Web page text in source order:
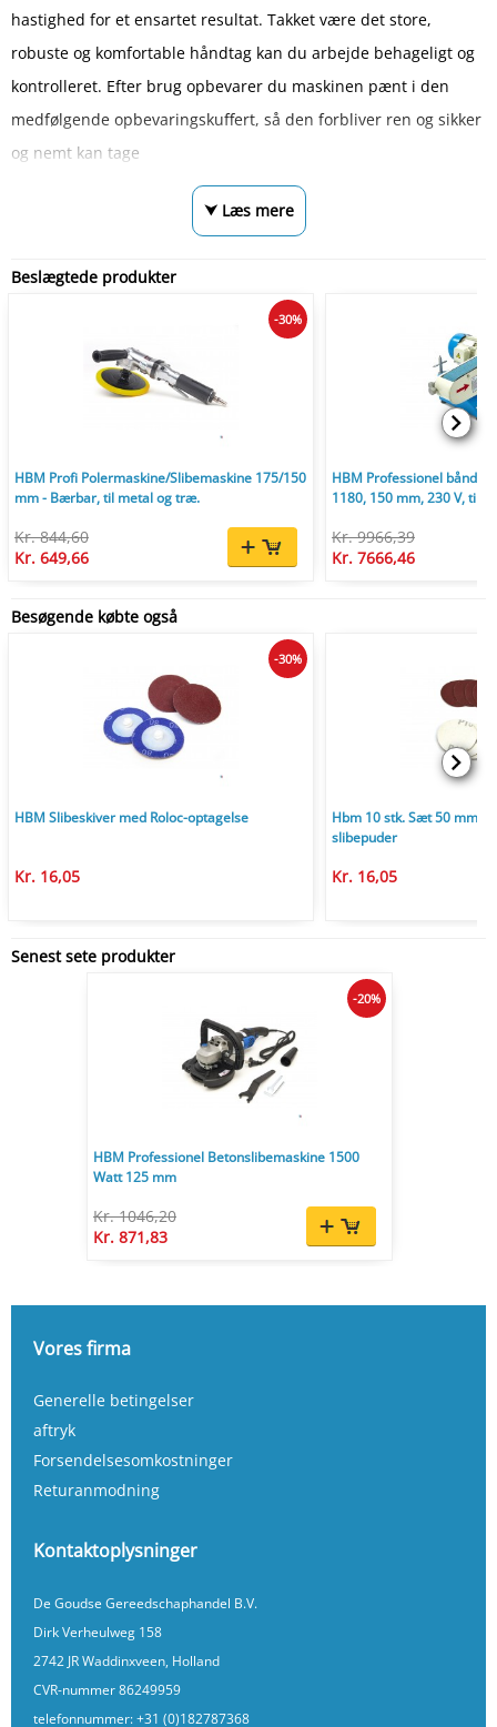
hastighed for et ensartet resultat. Takket være det store,
robuste og komfortable håndtag kan du arbejde behageligt og
kontrolleret. Efter brug opbevarer du maskinen pænt i den
medfølgende opbevaringskuffert, så den forbliver ren og sikker
og nemt kan tage
⮟ Læs mere
Beslægtede produkter
HBM Profi Polermaskine/Slibemaskine 175/150
mm - Bærbar, til metal og træ.
Kr. 844,60
Kr. 649,66
-30%
HBM Professionel bånd-
1180, 150 mm, 230 V, til
Kr. 9966,39
Kr. 7666,46
Besøgende købte også
HBM Slibeskiver med Roloc-optagelse
Kr. 16,05
-30%
Hbm 10 stk. Sæt 50 mm.
slibepuder
Kr. 16,05
Senest sete produkter
HBM Professionel Betonslibemaskine 1500
Watt 125 mm
Kr. 1046,20
Kr. 871,83
-20%
Vores firma
Generelle betingelser
aftryk
Forsendelsesomkostninger
Returanmodning
Kontaktoplysninger
De Goudse Gereedschaphandel B.V.
Dirk Verheulweg 158
2742 JR Waddinxveen, Holland
CVR-nummer 86249959
telefonnummer:+31 (0)182787368